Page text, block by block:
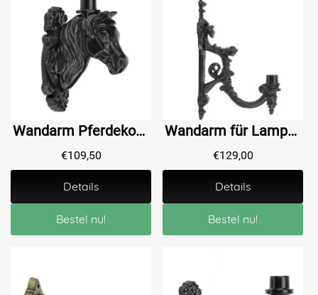
Wandarm Pferdekopf für Lampe - Alu - Grün oder Schwarz
€109,50
Details
Bestel nu!
Wandarm für Lampe - Alu - Dunkelgrün oder Schwarz
€129,00
Details
Bestel nu!